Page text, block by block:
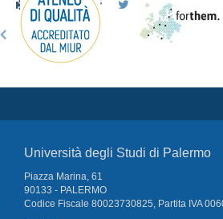
Università degli Studi di Palermo
Piazza Marina, 61
90133 - PALERMO
Codice Fiscale 80023730825, Partita IVA